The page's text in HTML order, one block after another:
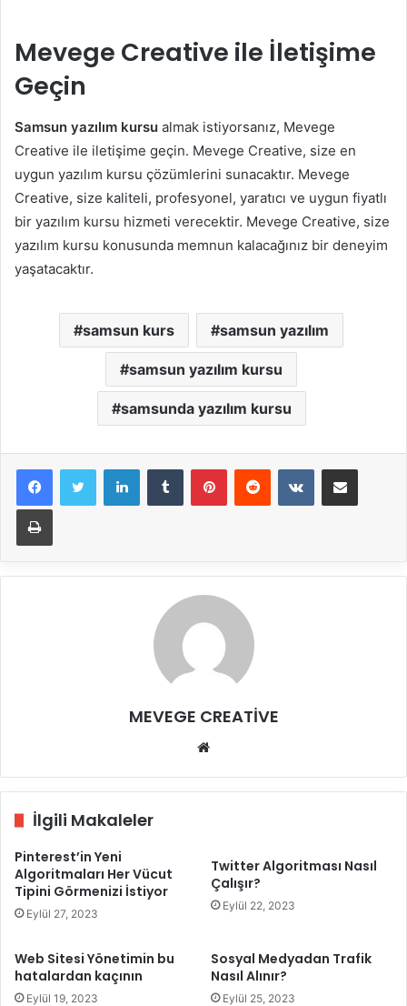
Mevege Creative ile İletişime
Geçin
Samsun yazılım kursu almak istiyorsanız, Mevege
Creative ile iletişime geçin. Mevege Creative, size en
uygun yazılım kursu çözümlerini sunacaktır. Mevege
Creative, size kaliteli, profesyonel, yaratıcı ve uygun fiyatlı
bir yazılım kursu hizmeti verecektir. Mevege Creative, size
yazılım kursu konusunda memnun kalacağınız bir deneyim
yaşatacaktır.
samsun kurs samsun yazılım
samsun yazılım kursu
samsunda yazılım kursu
LinkedInTumblr PinterestReddit VKontakteE-Posta ile paylaş
Yazdır
MEVEGE CREATİVE
İlgili Makaleler
Pinterest’in Yeni
Algoritmaları Her Vücut
Tipini Görmenizi İstiyor
Eylül 27, 2023
Twitter Algoritması Nasıl
Çalışır?
Eylül 22, 2023
Web Sitesi Yönetimin bu
hatalardan kaçının
Eylül 19, 2023
Sosyal Medyadan Trafik
Nasıl Alınır?
Eylül 25, 2023